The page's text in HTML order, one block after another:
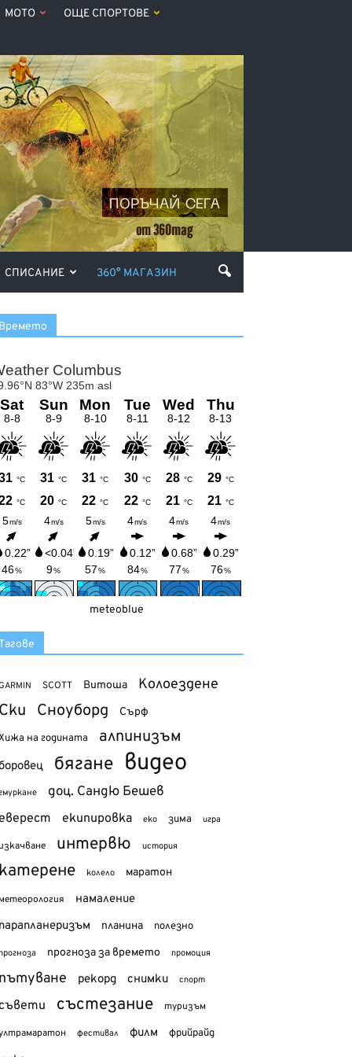
МОТО ОЩЕ СПОРТОВЕ
СПИСАНИЕ 360° МАГАЗИН
meteoblue
SCOTT Витоша Колоездене
Сноуборд Сърф
на годината алпинизъм
бягане видео
доц. Сандю Бешев
екипировка еко зима игра
интервю история
колело маратон
намаление
планина полезно
прогноза за времето промоция
рекорд снимки спорт
състезание туризъм
фестивал филм фрийрайд